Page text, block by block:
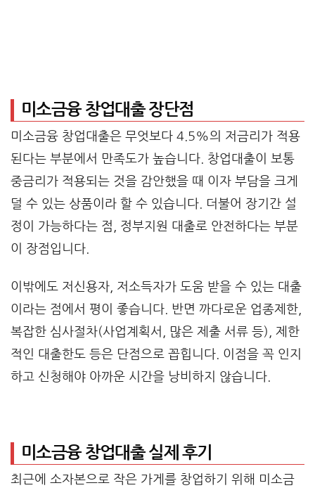
미소금융 창업대출 장단점
미소금융 창업대출은 무엇보다 4.5%의 저금리가 적용
된다는 부분에서 만족도가 높습니다. 창업대출이 보통
중금리가 적용되는 것을 감안했을 때 이자 부담을 크게
덜 수 있는 상품이라 할 수 있습니다. 더불어 장기간 설
정이 가능하다는 점, 정부지원 대출로 안전하다는 부분
이 장점입니다.
이밖에도 저신용자, 저소득자가 도움 받을 수 있는 대출
이라는 점에서 평이 좋습니다. 반면 까다로운 업종제한,
복잡한 심사절차(사업계획서, 많은 제출 서류 등), 제한
적인 대출한도 등은 단점으로 꼽힙니다. 이점을 꼭 인지
하고 신청해야 아까운 시간을 낭비하지 않습니다.
미소금융 창업대출 실제 후기
최근에 소자본으로 작은 가게를 창업하기 위해 미소금